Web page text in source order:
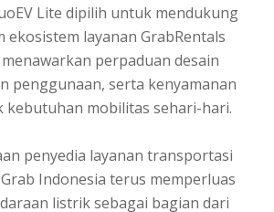
Lite dipilih untuk mendukung
ekosistem layanan GrabRentals
perpaduan desain
penggunaan, serta kenyamanan
kebutuhan mobilitas sehari-hari.
penyedia layanan transportasi
Indonesia terus memperluas
listrik sebagai bagian dari